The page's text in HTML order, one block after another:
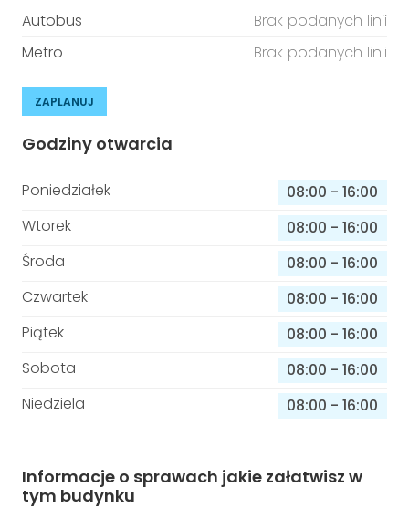
Autobus
Brak podanych linii
Metro
Brak podanych linii
ZAPLANUJ
Godziny otwarcia
Poniedziałek 08:00 - 16:00
Wtorek
08:00 - 16:00
Środa
08:00 - 16:00
Czwartek
08:00 - 16:00
Piątek
08:00 - 16:00
Sobota
08:00 - 16:00
Niedziela
08:00 - 16:00
Informacje o sprawach jakie załatwisz w
tym budynku